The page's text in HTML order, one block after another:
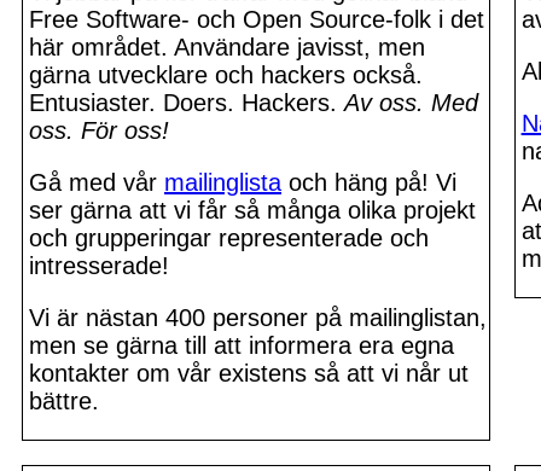
Free Software- och Open Source-folk i det
här området. Användare javisst, men
gärna utvecklare och hackers också.
Entusiaster. Doers. Hackers.Av oss. Med
oss. För oss!
Gå med vår mailinglista och häng på! Vi
ser gärna att vi får så många olika projekt
och grupperingar representerade och
intresserade!
Vi är nästan 400 personer på mailinglistan,
men se gärna till att informera era egna
kontakter om vår existens så att vi når ut
bättre.